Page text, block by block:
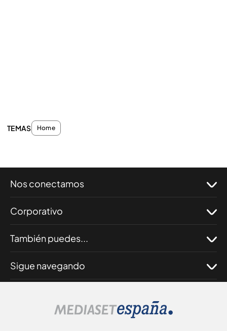
TEMAS Home
Nos conectamos
Corporativo
También puedes...
Sigue navegando